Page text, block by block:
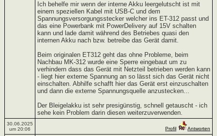
Ich behelfe mir wenn der interne Akku leergelutscht ist mit
einem speziellen Kabel mit USB-C und dem
Spannungsversorgungsstecker welcher ins ET-312 passt und
das eine Powerbank mit PowerDelivery auf 15V schalten
kann und lade damit während des Betriebes quasi den
internen Akku nach bzw. betreibe das Gerät damit.
Beim originalen ET312 geht das ohne Probleme, beim
Nachbau MK-312 wurde eine Sperre eingebaut um zu
verhindern dass das Gerät mit Netzteil betrieben werden kann
- liegt hier externe Spannung an so lässt sich das Gerät nicht
einschalten. Abhilfe schafft hier das Gerät erst einzuschalten
und dann die externe Spannungsquelle anzustecken...
Der Bleigelakku ist sehr presigünstig, schnell getauscht - ich
sehe kein Problem darin diesen weiterzuverwenden.
30.06.2025
um 20:06
Profil Antworten